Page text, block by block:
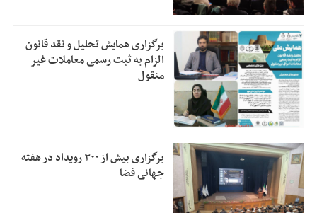
برگزاری همایش تحلیل و نقد قانون
الزام به ثبت رسمی معاملات غیر
منقول
برگزاری بیش از ۳۰۰ رویداد در هفته
جهانی فضا